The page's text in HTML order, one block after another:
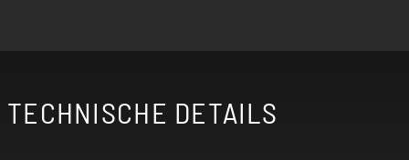
TECHNISCHE DETAILS